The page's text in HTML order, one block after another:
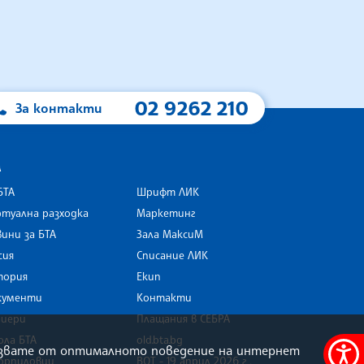
За контакти 02 9262 210
разходка
за БТА
БТА
Шрифт ЛИК
Маркетинг
Зала МаксиМ
Списание ЛИК
Екип
Контакти
Плащания в СЕБРА
old.bta.bg
ВОТ - 19 април 2026 г .
от оптималното поведение на интернет